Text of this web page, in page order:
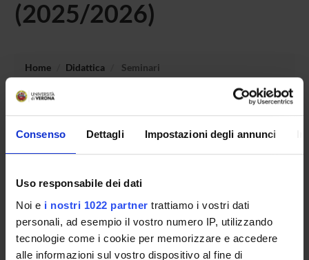
Consenso Dettagli Impostazioni degli annunci
Uso responsabile dei dati
Noi e i nostri 1022 partner trattiamo i vostri dati
personali, ad esempio il vostro numero IP, utilizzando
tecnologie come i cookie per memorizzare e accedere
alle informazioni sul vostro dispositivo al fine di
(2025/2026)
Home Didattica Seminari
from enzyme structure-function to targeted protein
degradation.
OFFERTA FORMATIVA
CORSI DI STUDIO